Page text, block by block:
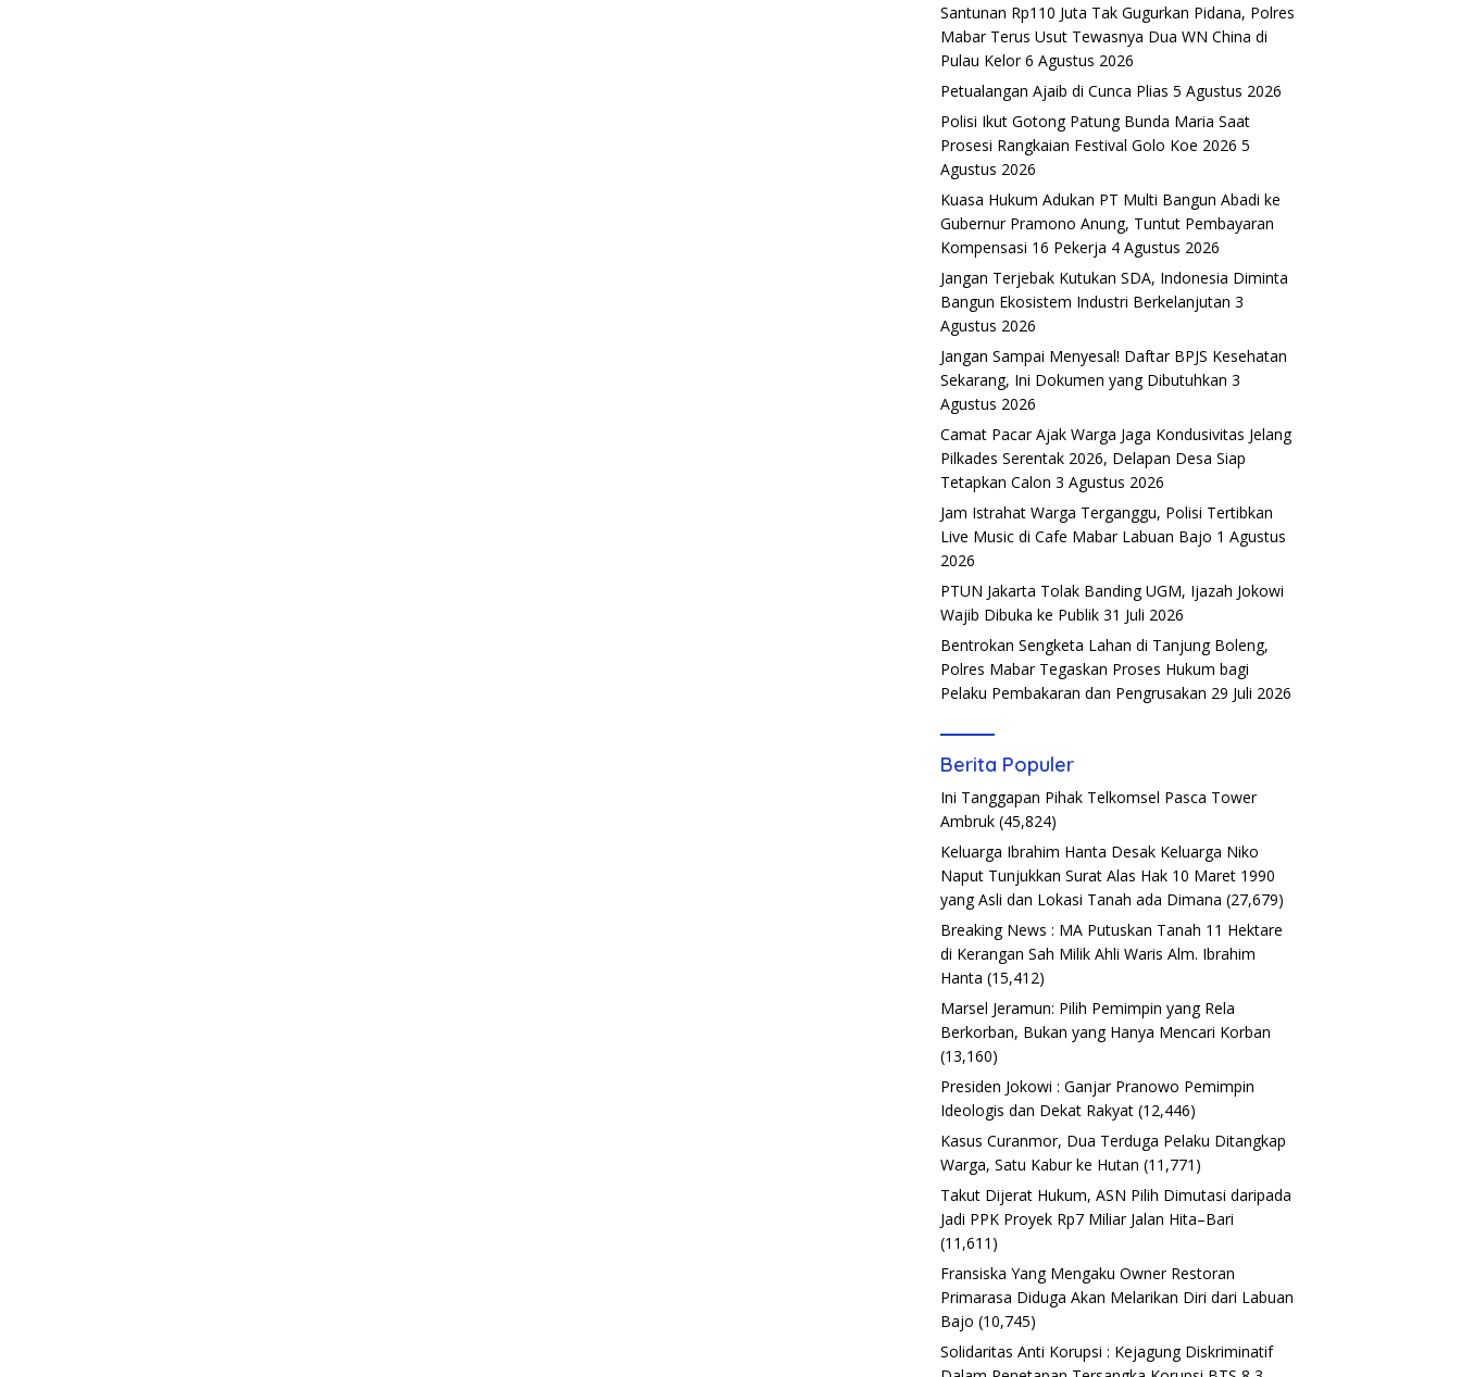
Santunan Rp110 Juta Tak Gugurkan Pidana, Polres
Mabar Terus Usut Tewasnya Dua WN China di
Pulau Kelor 6 Agustus 2026
Petualangan Ajaib di Cunca Plias 5 Agustus 2026
Polisi Ikut Gotong Patung Bunda Maria Saat
Prosesi Rangkaian Festival Golo Koe 2026 5
Agustus 2026
Kuasa Hukum Adukan PT Multi Bangun Abadi ke
Gubernur Pramono Anung, Tuntut Pembayaran
Kompensasi 16 Pekerja 4 Agustus 2026
Jangan Terjebak Kutukan SDA, Indonesia Diminta
Bangun Ekosistem Industri Berkelanjutan 3
Agustus 2026
Jangan Sampai Menyesal! Daftar BPJS Kesehatan
Sekarang, Ini Dokumen yang Dibutuhkan 3
Agustus 2026
Camat Pacar Ajak Warga Jaga Kondusivitas Jelang
Pilkades Serentak 2026, Delapan Desa Siap
Tetapkan Calon 3 Agustus 2026
Jam Istrahat Warga Terganggu, Polisi Tertibkan
Live Music di Cafe Mabar Labuan Bajo 1 Agustus
2026
PTUN Jakarta Tolak Banding UGM, Ijazah Jokowi
Wajib Dibuka ke Publik 31 Juli 2026
Bentrokan Sengketa Lahan di Tanjung Boleng,
Polres Mabar Tegaskan Proses Hukum bagi
Pelaku Pembakaran dan Pengrusakan 29 Juli 2026
Berita Populer
Ini Tanggapan Pihak Telkomsel Pasca Tower
Ambruk (45,824)
Keluarga Ibrahim Hanta Desak Keluarga Niko
Naput Tunjukkan Surat Alas Hak 10 Maret 1990
yang Asli dan Lokasi Tanah ada Dimana (27,679)
Breaking News : MA Putuskan Tanah 11 Hektare
di Kerangan Sah Milik Ahli Waris Alm. Ibrahim
Hanta (15,412)
Marsel Jeramun: Pilih Pemimpin yang Rela
Berkorban, Bukan yang Hanya Mencari Korban
(13,160)
Presiden Jokowi : Ganjar Pranowo Pemimpin
Ideologis dan Dekat Rakyat (12,446)
Kasus Curanmor, Dua Terduga Pelaku Ditangkap
Warga, Satu Kabur ke Hutan (11,771)
Takut Dijerat Hukum, ASN Pilih Dimutasi daripada
Jadi PPK Proyek Rp7 Miliar Jalan Hita–Bari
(11,611)
Fransiska Yang Mengaku Owner Restoran
Primarasa Diduga Akan Melarikan Diri dari Labuan
Bajo (10,745)
Solidaritas Anti Korupsi : Kejagung Diskriminatif